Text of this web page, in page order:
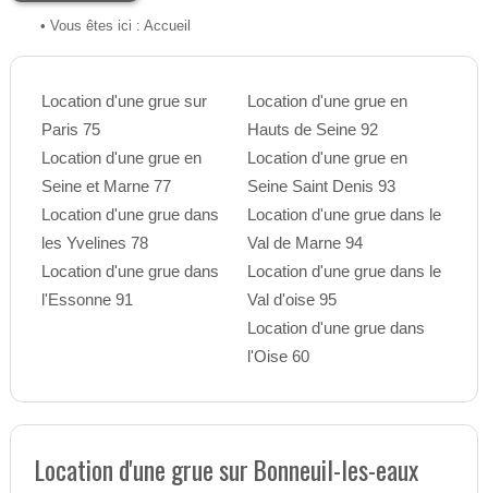
• Vous êtes ici : Accueil
Location d'une grue sur
Paris 75
Location d'une grue en
Seine et Marne 77
Location d'une grue dans
les Yvelines 78
Location d'une grue dans
l'Essonne 91
Location d'une grue en
Hauts de Seine 92
Location d'une grue en
Seine Saint Denis 93
Location d'une grue dans le
Val de Marne 94
Location d'une grue dans le
Val d'oise 95
Location d'une grue dans
l'Oise 60
Location d'une grue sur Bonneuil-les-eaux